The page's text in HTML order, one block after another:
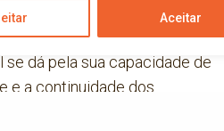
Aceitar
se torna fundamental.
dá pela sua capacidade de
e a continuidade dos